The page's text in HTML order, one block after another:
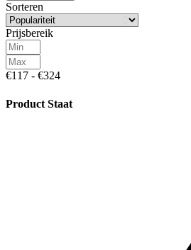
Sorteren
Prijsbereik
€117 - €324
Product Staat